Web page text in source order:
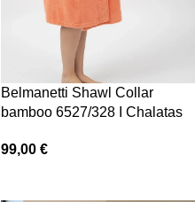
Belmanetti Shawl Collar
bamboo 6527/328 I Chalatas
99,00 €